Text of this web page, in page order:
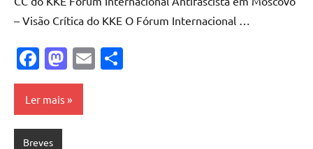
– Visão Crítica do KKE O Fórum Internacional …
Facebook
Mastodon
Email
Ler mais
Breves